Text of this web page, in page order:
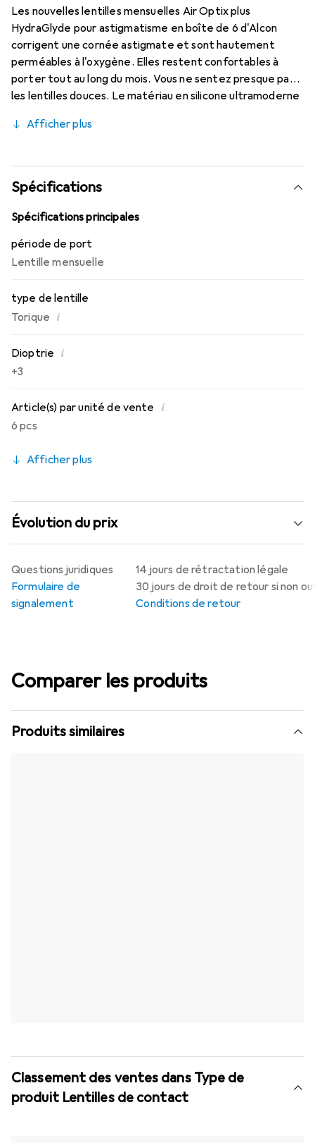
Les nouvelles lentilles mensuelles Air Optix plus
HydraGlyde pour astigmatisme en boîte de 6 d'Alcon
corrigent une cornée astigmate et sont hautement
perméables à l'oxygène. Elles restent confortables à
porter tout au long du mois. Vous ne sentez presque pas
les lentilles douces. Le matériau en silicone ultramoderne
technologie éprouvée HydraGlyde Moisture Matrix et à la
meilleures caractéristiques de port que vous connaissez.
Un port confortable et sans gêne de vos lentilles
mensuelles toute la journée.
Afficher plus
Spécifications
Spécifications principales
période de port
Lentille mensuelle
type de lentille
Torique i
Dioptrie i
+3
Article(s) par unité de vente i
6 pcs
Afficher plus
Évolution du prix
14 jours de rétractation légale
30 jours de droit de retour si non
Conditions de retour
Questions juridiques
Formulaire de
signalement
Comparer les produits
Produits similaires
Classement des ventes dans Type de
produit Lentilles de contact